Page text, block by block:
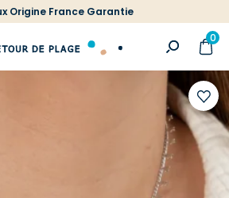
Origine France Garantie
0
à
votre